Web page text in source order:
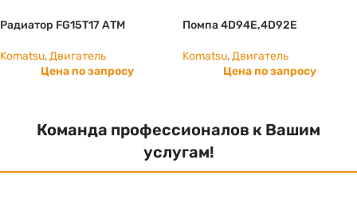
Радиатор FG15T17 АТМ
Komatsu,Двигатель
Цена по запросу
Помпа 4D94E,4D92E
Komatsu,Двигатель
Цена по запросу
Команда профессионалов к Вашим
услугам!